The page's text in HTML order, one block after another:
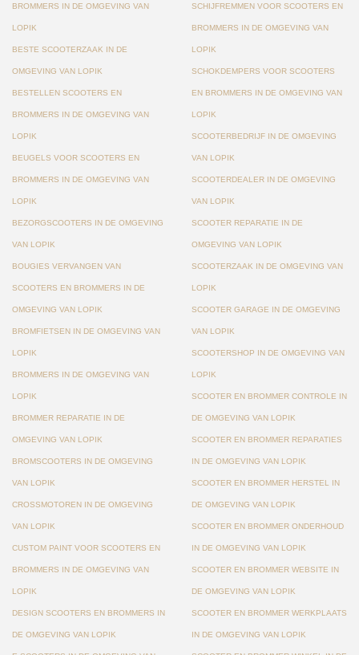
BROMMERS IN DE OMGEVING VAN
LOPIK
BESTE SCOOTERZAAK IN DE
OMGEVING VAN LOPIK
BESTELLEN SCOOTERS EN
BROMMERS IN DE OMGEVING VAN
LOPIK
BEUGELS VOOR SCOOTERS EN
BROMMERS IN DE OMGEVING VAN
LOPIK
BEZORGSCOOTERS IN DE OMGEVING
VAN LOPIK
BOUGIES VERVANGEN VAN
SCOOTERS EN BROMMERS IN DE
OMGEVING VAN LOPIK
BROMFIETSEN IN DE OMGEVING VAN
LOPIK
BROMMERS IN DE OMGEVING VAN
LOPIK
BROMMER REPARATIE IN DE
OMGEVING VAN LOPIK
BROMSCOOTERS IN DE OMGEVING
VAN LOPIK
CROSSMOTOREN IN DE OMGEVING
VAN LOPIK
CUSTOM PAINT VOOR SCOOTERS EN
BROMMERS IN DE OMGEVING VAN
LOPIK
DESIGN SCOOTERS EN BROMMERS IN
DE OMGEVING VAN LOPIK
SCHIJFREMMEN VOOR SCOOTERS EN
BROMMERS IN DE OMGEVING VAN
LOPIK
SCHOKDEMPERS VOOR SCOOTERS
EN BROMMERS IN DE OMGEVING VAN
LOPIK
SCOOTERBEDRIJF IN DE OMGEVING
VAN LOPIK
SCOOTERDEALER IN DE OMGEVING
VAN LOPIK
SCOOTER REPARATIE IN DE
OMGEVING VAN LOPIK
SCOOTERZAAK IN DE OMGEVING VAN
LOPIK
SCOOTER GARAGE IN DE OMGEVING
VAN LOPIK
SCOOTERSHOP IN DE OMGEVING VAN
LOPIK
SCOOTER EN BROMMER CONTROLE IN
DE OMGEVING VAN LOPIK
SCOOTER EN BROMMER REPARATIES
IN DE OMGEVING VAN LOPIK
SCOOTER EN BROMMER HERSTEL IN
DE OMGEVING VAN LOPIK
SCOOTER EN BROMMER ONDERHOUD
IN DE OMGEVING VAN LOPIK
SCOOTER EN BROMMER WEBSITE IN
DE OMGEVING VAN LOPIK
SCOOTER EN BROMMER WERKPLAATS
IN DE OMGEVING VAN LOPIK